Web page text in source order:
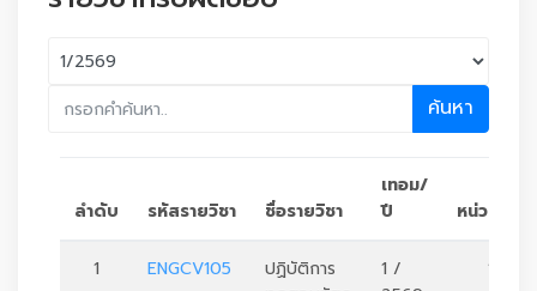
ค้นหา
ลำดับ รหัสรายวิชา ชื่อรายวิชา
เทอม/
ปี
หน่วยกิต
1 ENGCV105
ปฏิบัติการ
1 /
1